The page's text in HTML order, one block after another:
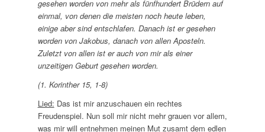
gesehen worden von mehr als fünfhundert Brüdern auf
einmal, von denen die meisten noch heute leben,
einige aber sind entschlafen. Danach ist er gesehen
worden von Jakobus, danach von allen Aposteln.
Zuletzt von allen ist er auch von mir als einer
unzeitigen Geburt gesehen worden.
(1. Korinther 15, 1-8)
Lied: Das ist mir anzuschauen ein rechtes
Freudenspiel. Nun soll mir nicht mehr grauen vor allem,
was mir will entnehmen meinen Mut zusamt dem edlen